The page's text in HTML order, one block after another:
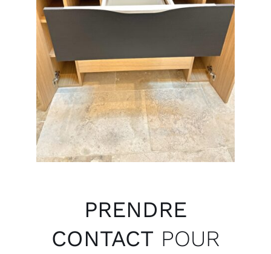
PRENDRE
CONTACT POUR